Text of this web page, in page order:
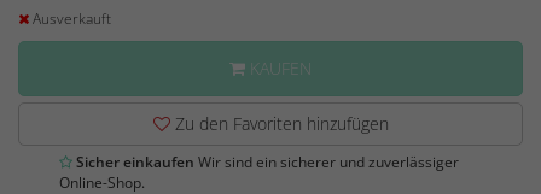
Ausverkauft
KAUFEN
Zu den Favoriten hinzufügen
Sicher einkaufen Wir sind ein sicherer und zuverlässiger
Online-Shop.